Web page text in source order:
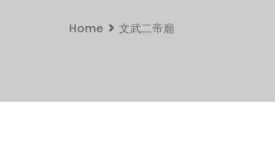
Home 文武二帝廟